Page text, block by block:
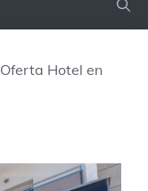
Oferta Hotel en